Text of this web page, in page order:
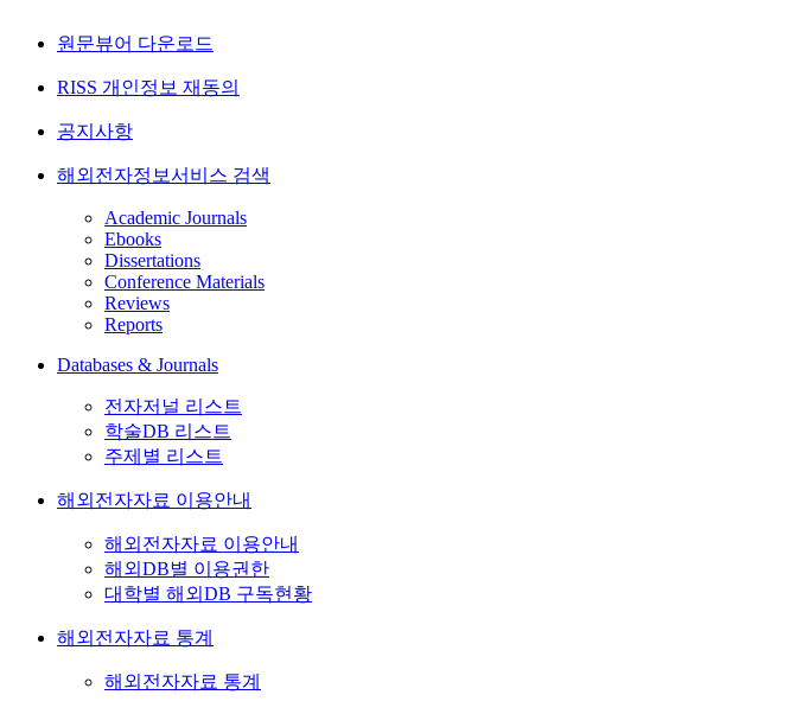
원문뷰어 다운로드
RISS 개인정보 재동의
공지사항
해외전자정보서비스 검색
Academic Journals
Ebooks
Dissertations
Conference Materials
Reviews
Reports
Databases & Journals
전자저널 리스트
학술DB 리스트
주제별 리스트
해외전자자료 이용안내
해외전자자료 이용안내
해외DB별 이용권한
대학별 해외DB 구독현황
해외전자자료 통계
해외전자자료 통계